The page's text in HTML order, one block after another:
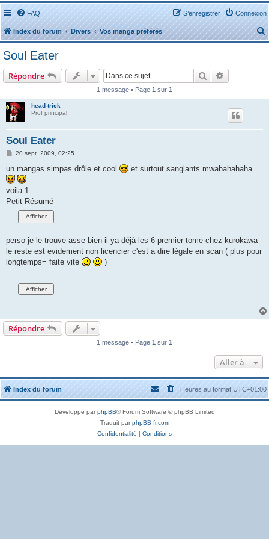
FAQ Connexion
S’enregistrer
Index du forum Divers Vos manga préférés
e
Soul Eater
Répondre Rechercher
1 message • Page 1 sur 1
head-trick
Prof principal
Soul Eater
M
s
s
a
g
20 sept. 2009, 02:25
un mangas simpas drôle et cool et surtout sanglants mwahahahaha
voila 1
Petit Résumé
perso je le trouve asse bien il ya déjà les 6 premier tome chez kurokawa
le reste est evidement non licencier c'est a dire légale en scan ( plus pour
longtemps= faite vite
)
Répondre
1 message • Page 1 sur 1
Aller à
Index du forum Heures au formatUTC+01:00
Développé parphpBB® Forum Software © phpBB Limited
Traduit parphpBB-fr.com
Confidentialité | Conditions